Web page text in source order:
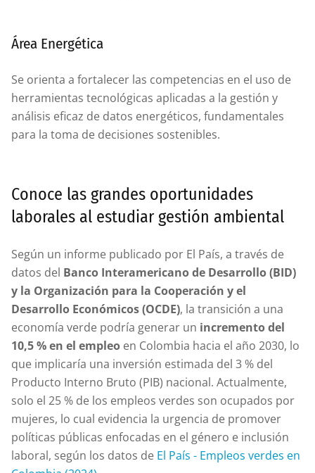
Área Energética
Se orienta a fortalecer las competencias en el uso de
herramientas tecnológicas aplicadas a la gestión y
análisis eficaz de datos energéticos, fundamentales
para la toma de decisiones sostenibles.
Conoce las grandes oportunidades
laborales al estudiar gestión ambiental
Según un informe publicado por El País, a través de
datos del Banco Interamericano de Desarrollo (BID)
y la Organización para la Cooperación y el
Desarrollo Económicos (OCDE), la transición a una
economía verde podría generar un incremento del
10,5 % en el empleo en Colombia hacia el año 2030, lo
que implicaría una inversión estimada del 3 % del
Producto Interno Bruto (PIB) nacional. Actualmente,
solo el 25 % de los empleos verdes son ocupados por
mujeres, lo cual evidencia la urgencia de promover
políticas públicas enfocadas en el género e inclusión
laboral, según los datos de El País - Empleos verdes en